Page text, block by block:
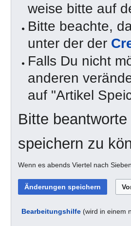
weise bitte auf
Bitte beachte,
unter der der
Falls Du nicht
anderen
auf "Artikel
Bitte
speichern zu
Wenn es abends Viertel nach
Bearbeitungshilfe (wird in einem